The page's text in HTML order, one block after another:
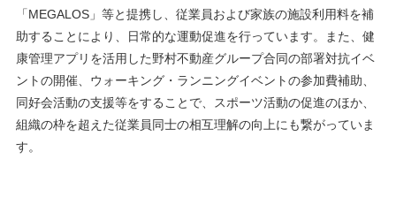
「MEGALOS」等と提携し、従業員および家族の施設利用料を補
助することにより、日常的な運動促進を行っています。また、健
康管理アプリを活用した野村不動産グループ合同の部署対抗イベ
ントの開催、ウォーキング・ランニングイベントの参加費補助、
同好会活動の支援等をすることで、スポーツ活動の促進のほか、
組織の枠を超えた従業員同士の相互理解の向上にも繋がっていま
す。